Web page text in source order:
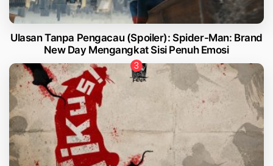
Ulasan Tanpa Pengacau (Spoiler): Spider-Man: Brand
New Day Mengangkat Sisi Penuh Emosi